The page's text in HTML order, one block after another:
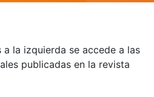
la izquierda se accede a las
publicadas en la revista